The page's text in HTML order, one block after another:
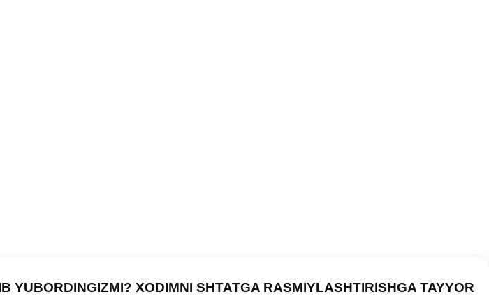
YUBORDINGIZMI? XODIMNI SHTATGA RASMIYLASHTIRISHGA TAYYOR